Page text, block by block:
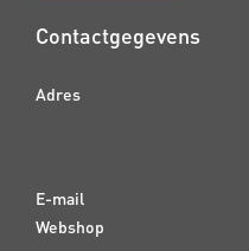
Contactgegevens
Adres
E-mail
Webshop